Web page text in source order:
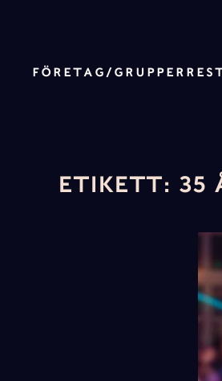
FÖRETAG/GRUPPER
ETIKETT: 35